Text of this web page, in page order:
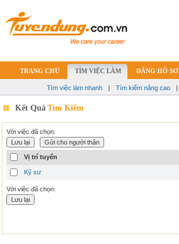
TRANG CHỦ TÌM VIỆC LÀM ĐĂNG HỒ SƠ
Tìm việc làm nhanh | Tìm kiếm nâng cao |
Kết Quả Tìm Kiếm
Với việc đã chọn:
Vị trí tuyển
Kỹ sư
Với việc đã chọn: